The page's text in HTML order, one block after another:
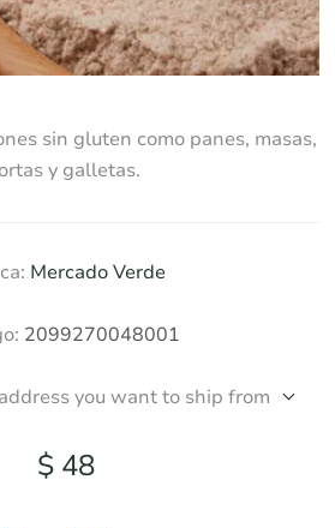
sin gluten como panes, masas,
y galletas.
Mercado Verde
2099270048001
you want to ship from
$ 48